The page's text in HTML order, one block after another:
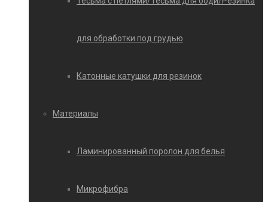
для обработки под грудью
Катонные катушки для резинок
Материалы
Ламинированный поролон для белья
Микрофибра